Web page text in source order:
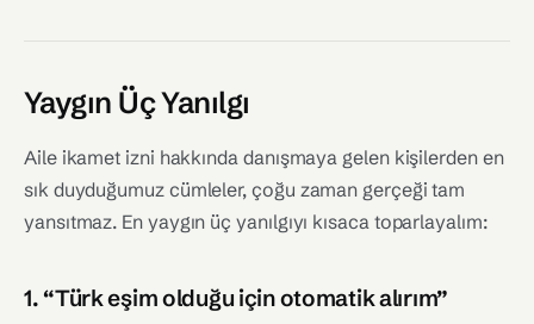
Yaygın Üç Yanılgı
Aile ikamet izni hakkında danışmaya gelen kişilerden en
sık duyduğumuz cümleler, çoğu zaman gerçeği tam
yansıtmaz. En yaygın üç yanılgıyı kısaca toparlayalım:
1. “Türk eşim olduğu için otomatik alırım”